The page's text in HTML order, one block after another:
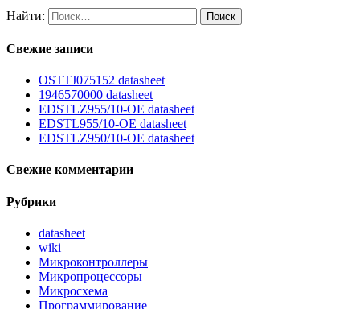
Найти:
Свежие записи
OSTTJ075152 datasheet
1946570000 datasheet
EDSTLZ955/10-OE datasheet
EDSTL955/10-OE datasheet
EDSTLZ950/10-OE datasheet
Свежие комментарии
Рубрики
datasheet
wiki
Микроконтроллеры
Микропроцессоры
Микросхема
Программирование